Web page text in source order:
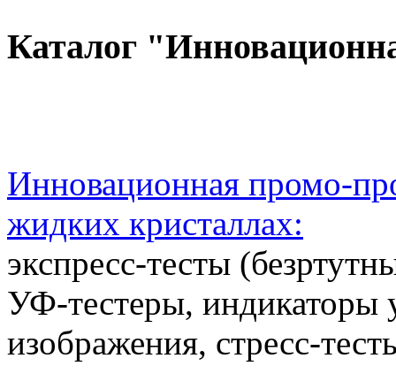
Каталог
Инновационная промо-
жидких кристаллах:
экспресс-тесты
УФ-тестеры, индикаторы
изображения, стресс-